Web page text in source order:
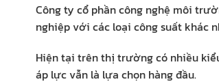
Công ty cổ phần công nghệ môi
nghiệp với các loại công suất khác
Hiện tại trên thị trường có nhiều
áp lực vẫn là lựa chọn hàng đầu.